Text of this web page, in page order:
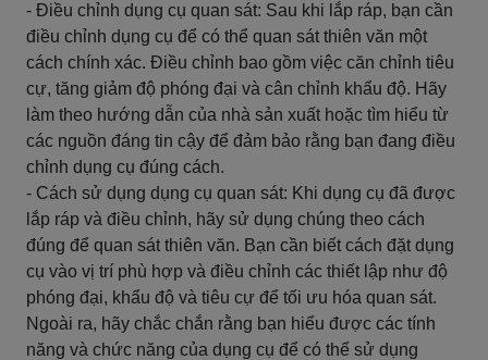
- Điều chỉnh dụng cụ quan sát: Sau khi lắp ráp, bạn cần
điều chỉnh dụng cụ để có thể quan sát thiên văn một
cách chính xác. Điều chỉnh bao gồm việc căn chỉnh tiêu
cự, tăng giảm độ phóng đại và cân chỉnh khẩu độ. Hãy
làm theo hướng dẫn của nhà sản xuất hoặc tìm hiểu từ
các nguồn đáng tin cậy để đảm bảo rằng bạn đang điều
chỉnh dụng cụ đúng cách.
- Cách sử dụng dụng cụ quan sát: Khi dụng cụ đã được
lắp ráp và điều chỉnh, hãy sử dụng chúng theo cách
đúng để quan sát thiên văn. Bạn cần biết cách đặt dụng
cụ vào vị trí phù hợp và điều chỉnh các thiết lập như độ
phóng đại, khẩu độ và tiêu cự để tối ưu hóa quan sát.
Ngoài ra, hãy chắc chắn rằng bạn hiểu được các tính
năng và chức năng của dụng cụ để có thể sử dụng